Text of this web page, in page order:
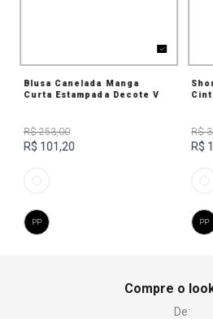
Blusa Canelada Manga
Curta Estampada Decote V
R$ 253,00
R$ 101,20
PP
R$
R$
PP
Compre o
De: